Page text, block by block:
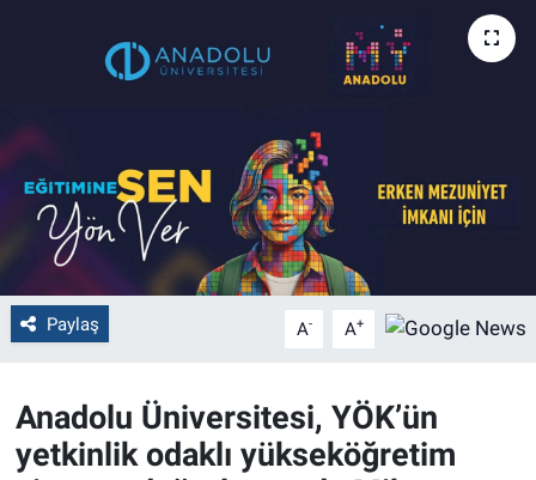
Paylaş A- A+
Anadolu Üniversitesi, YÖK’ün
yetkinlik odaklı yükseköğretim
Gezi
Çevre
Yerel
Magazin